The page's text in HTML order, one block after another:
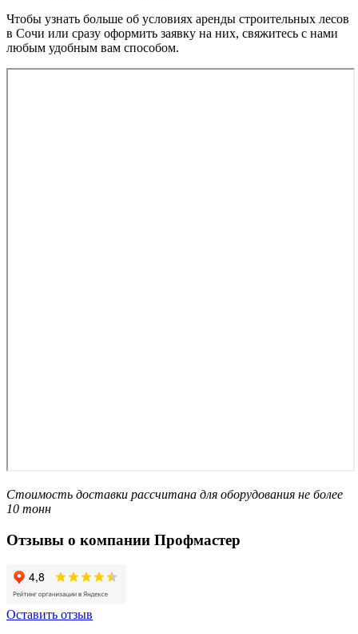
Чтобы узнать больше об условиях аренды строительных лесов
в Сочи или сразу оформить заявку на них, свяжитесь с нами
любым удобным вам способом.
Стоимость доставки рассчитана для оборудования не более
10 тонн
Отзывы о компании Профмастер
Оставить отзыв